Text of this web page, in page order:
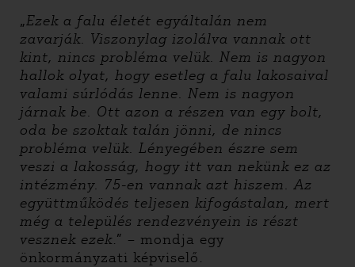
„Ezek a falu életét egyáltalán nem
zavarják. Viszonylag izolálva vannak ott
kint, nincs probléma velük. Nem is nagyon
hallok olyat, hogy esetleg a falu lakosaival
valami súrlódás lenne. Nem is nagyon
járnak be. Ott azon a részen van egy bolt,
oda be szoktak talán jönni, de nincs
probléma velük. Lényegében észre sem
veszi a lakosság, hogy itt van nekünk ez az
intézmény. 75-en vannak azt hiszem. Az
együttműködés teljesen kifogástalan, mert
még a település rendezvényein is részt
vesznek ezek.” – mondja egy
önkormányzati képviselő.